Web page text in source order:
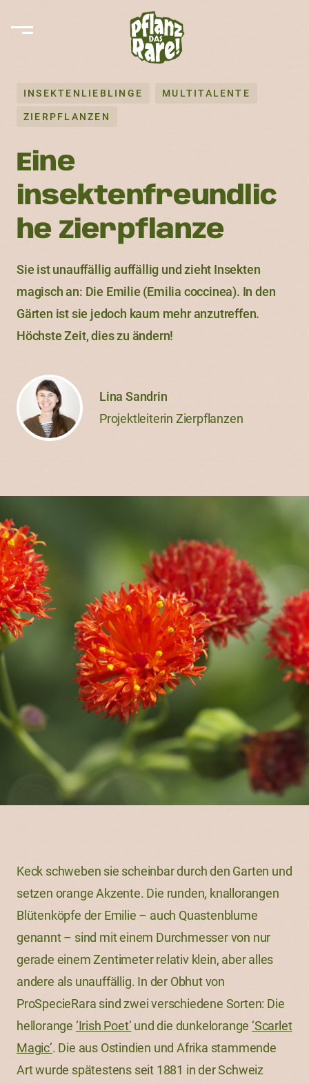
INSEKTENLIEBLINGE MULTITALENTE
ZIERPFLANZEN
Eine
insektenfreundlic
he Zierpflanze
Sie ist unauffällig auffällig und zieht Insekten
magisch an: Die Emilie (Emilia coccinea). In den
Gärten ist sie jedoch kaum mehr anzutreffen.
Höchste Zeit, dies zu ändern!
Lina Sandrin
Projektleiterin Zierpflanzen
Keck schweben sie scheinbar durch den Garten und
setzen orange Akzente. Die runden, knallorangen
Blütenköpfe der Emilie – auch Quastenblume
genannt – sind mit einem Durchmesser von nur
gerade einem Zentimeter relativ klein, aber alles
andere als unauffällig. In der Obhut von
ProSpecieRara sind zwei verschiedene Sorten: Die
hellorange ‘Irish Poet’ und die dunkelorange‘Scarlet
Magic’. Die aus Ostindien und Afrika stammende
Art wurde spätestens seit 1881 in der Schweiz